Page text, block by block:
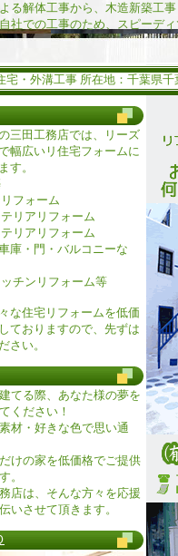
る解体工事から、木造新築工
社での工事のため、スピーデ
・外溝工事 所在地：千葉県千
三田工務店では、リーズ
幅広いリ住宅フォームに
す。
フォーム
リアリフォーム
リアリフォーム
庫・門・バルコニーな
ッチンリフォーム等
な住宅リフォームを低価
おりますので、先ずは
い。
てる際、あなた様の夢を
ください！
材・好きな色で思い通
けの家を低価格でご提供
。
店は、そんな方々を応援
いさせて頂きます。